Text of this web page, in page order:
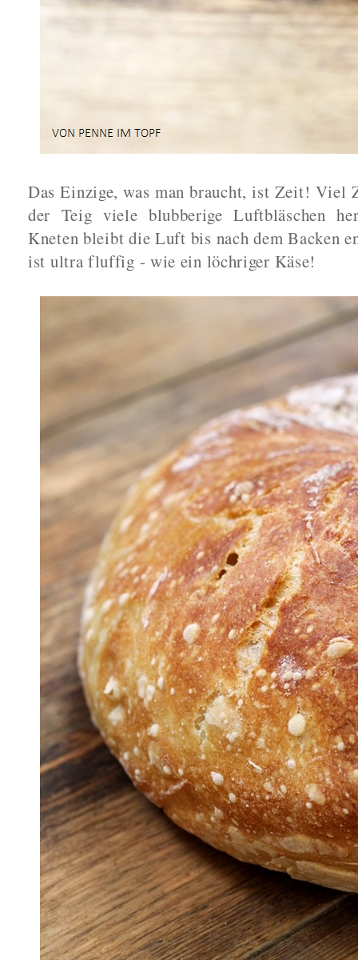
Das Einzige, was man braucht, ist Zeit! Viel
der Teig viele blubberige Luftbläschen
Kneten bleibt die Luft bis nach dem Backen
ist ultra fluffig - wie ein löchriger Käse!